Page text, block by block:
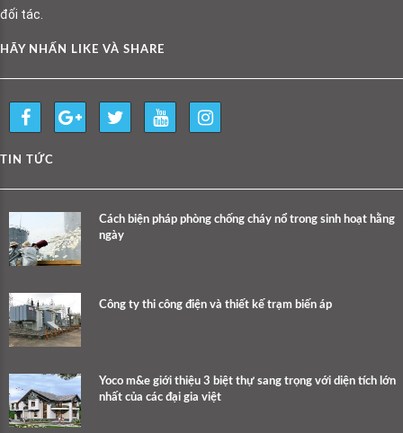
đối tác.
HÃY NHẤN LIKE VÀ SHARE
TIN TỨC
Cách biện pháp phòng chống cháy nổ trong sinh hoạt hằng
ngày
Công ty thi công điện và thiết kế trạm biến áp
Yoco m&e giới thiệu 3 biệt thự sang trọng với diện tích lớn
nhất của các đại gia việt